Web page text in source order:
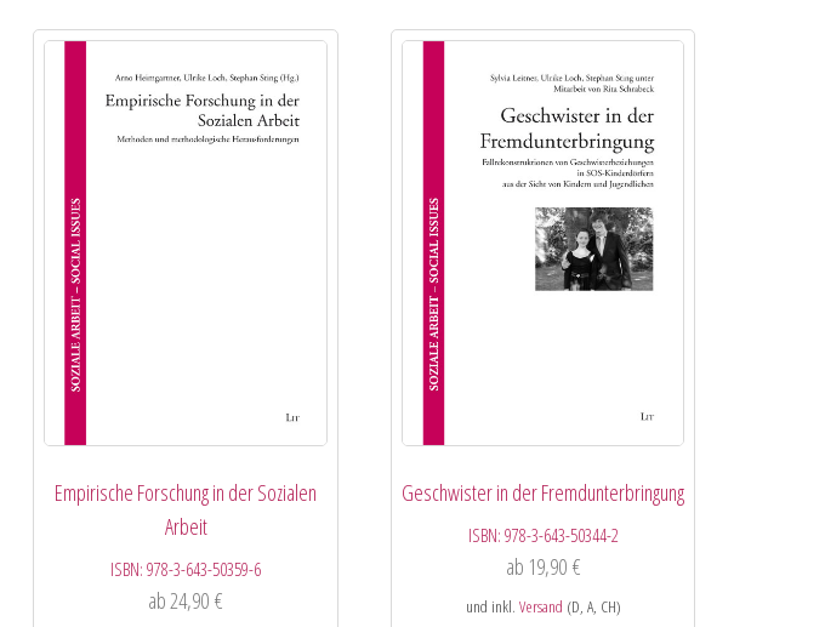
Empirische Forschung in der Sozialen
Arbeit
ISBN:978-3-643-50359-6
ab 24,90€
Geschwister in der Fremdunterbringung
ISBN: 978-3-643-50344-2
ab 19,90 €
und inkl. Versand (D, A, CH)